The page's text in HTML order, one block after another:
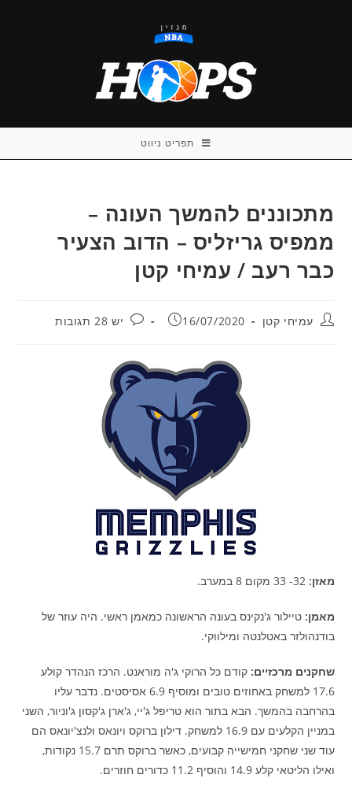
תפריט ניווט
מתכוננים להמשך העונה –
ממפיס גריזליס – הדוב הצעיר
כבר רעב / עמיחי קטן
מחבר:עמיחי קטן פורסם:
16/07/2020 תגובות:
יש 28 תגובות
מאזן: 32- 33 מקום 8 במערב.
מאמן: טיילור ג'נקינס בעונה הראשונה כמאמן ראשי. היה עוזר של
בודנהולזר באטלנטה ומילווקי.
שחקנים מרכזיים:קודם כל הרוקי ג'ה מוראנט. הרכז הנהדר קולע
17.6 למשחק באחוזים טובים ומוסיף 6.9 אסיסטים. נדבר עליו
בהרחבה בהמשך. הבא בתור הוא טריפל ג'יי, ג'ארן ג'קסון ג'וניור, השני
במניין הקלעים עם 16.9 למשחק. דילון ברוקס ויונאס ולנצ'יונאס הם
עוד שני שחקני חמישייה קבועים, כאשר ברוקס תרם 15.7 נקודות,
ואילו הליטאי קלע 14.9 והוסיף 11.2 כדורים חוזרים.